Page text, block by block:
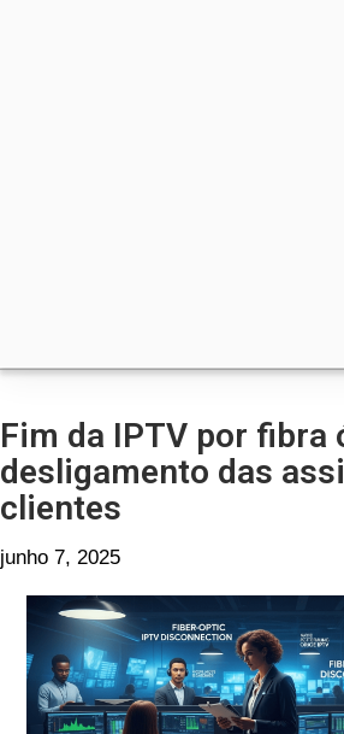
Fim da IPTV por fibra
desligamento das
clientes
junho 7, 2025